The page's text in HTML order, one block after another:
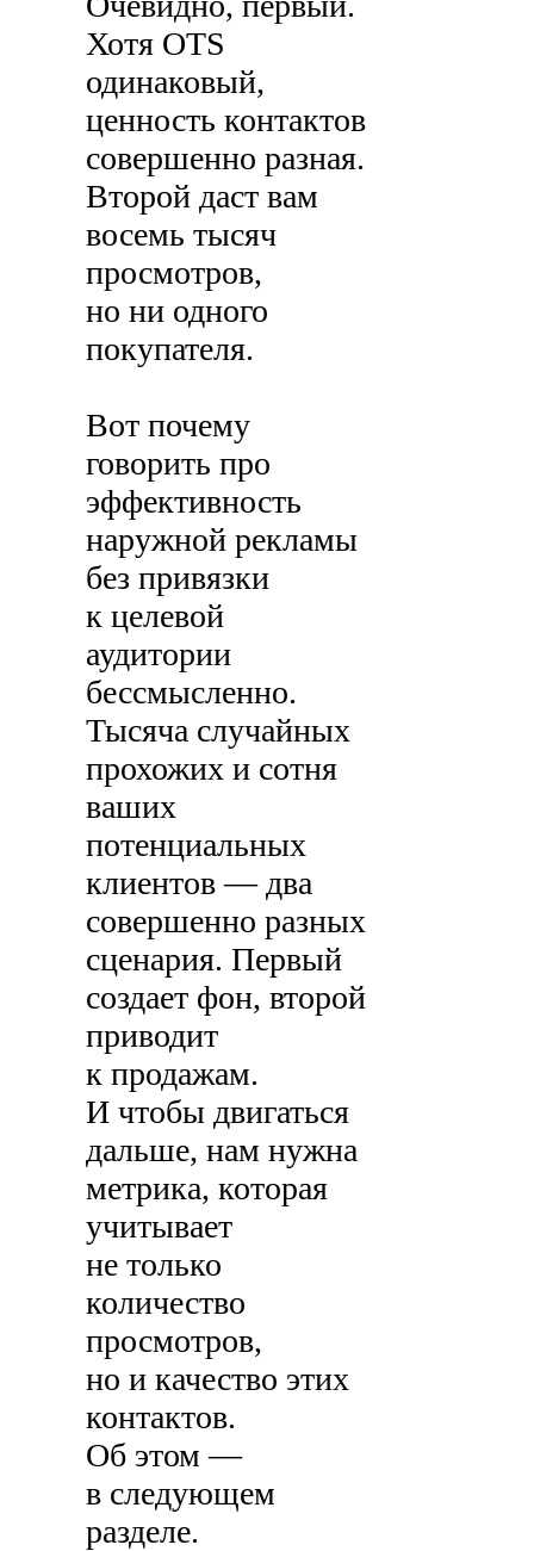
Хотя OTS
одинаковый,
ценность контактов
совершенно разная.
Второй даст вам
восемь тысяч
просмотров,
но ни одного
покупателя.
Вот почему
говорить про
эффективность
наружной рекламы
без привязки
к целевой
аудитории
бессмысленно.
Тысяча случайных
прохожих и сотня
ваших
потенциальных
клиентов — два
совершенно разных
сценария. Первый
создает фон, второй
приводит
к продажам.
И чтобы двигаться
дальше, нам нужна
метрика, которая
учитывает
не только
количество
просмотров,
но и качество этих
контактов.
Об этом —
в следующем
разделе.